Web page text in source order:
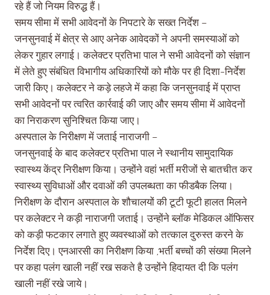
रहे हैं जो नियम विरुद्ध हैं।
समय सीमा में सभी आवेदनों के निपटारे के सख्त निर्देश –
जनसुनवाई में क्षेत्र से आए अनेक आवेदकों ने अपनी समस्याओं को
लेकर गुहार लगाई। कलेक्टर प्रतिभा पाल ने सभी आवेदनों को संज्ञान
में लेते हुए संबंधित विभागीय अधिकारियों को मौके पर ही दिशा-निर्देश
जारी किए। कलेक्टर ने कड़े लहजे में कहा कि जनसुनवाई में प्राप्त
सभी आवेदनों पर त्वरित कार्रवाई की जाए और समय सीमा में आवेदनों
का निराकरण सुनिश्चित किया जाए।
अस्पताल के निरीक्षण में जताई नाराजगी –
जनसुनवाई के बाद कलेक्टर प्रतिभा पाल ने स्थानीय सामुदायिक
स्वास्थ्य केंद्र निरीक्षण किया। उन्होंने वहां भर्ती मरीजों से बातचीत कर
स्वास्थ्य सुविधाओं और दवाओं की उपलब्धता का फीडबैक लिया।
निरीक्षण के दौरान अस्पताल के शौचालयों की टूटी फूटी हालत मिलने
पर कलेक्टर ने कड़ी नाराजगी जताई। उन्होंने ब्लॉक मेडिकल ऑफिसर
को कड़ी फटकार लगाते हुए व्यवस्थाओं को तत्काल दुरुस्त करने के
निर्देश दिए। एनआरसी का निरीक्षण किया ,भर्ती बच्चों की संख्या मिलने
पर कहा पलंग खाली नहीं रख सकते है उन्होंने हिदायत दी कि पलंग
खाली नहीं रखे जाये।